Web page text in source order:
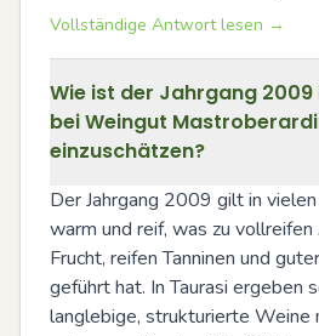
Vollständige Antwort lesen →
Wie ist der Jahrgang 2009
bei Weingut
einzuschätzen?
Der Jahrgang 2009 gilt in
warm und reif, was zu
Frucht, reifen Tanninen und
geführt hat. In Taurasi ergeben
langlebige, strukturierte Weine